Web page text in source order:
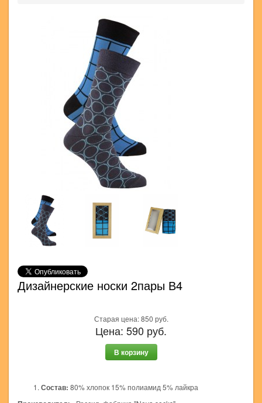
Дизайнерские носки 2пары В4
Старая цена:850 руб.
Цена: 590 руб.
В корзину
Состав: 80% хлопок 15% полиамид 5% лайкра